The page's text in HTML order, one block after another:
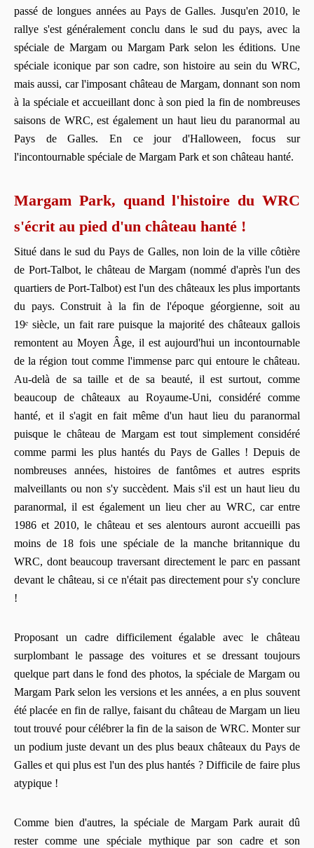
passé de longues années au Pays de Galles. Jusqu'en 2010, le
rallye s'est généralement conclu dans le sud du pays, avec la
spéciale de Margam ou Margam Park selon les éditions. Une
spéciale iconique par son cadre, son histoire au sein du WRC,
mais aussi, car l'imposant château de Margam, donnant son nom
à la spéciale et accueillant donc à son pied la fin de nombreuses
saisons de WRC, est également un haut lieu du paranormal au
Pays de Galles. En ce jour d'Halloween, focus sur
l'incontournable spéciale de Margam Park et son château hanté.
Margam Park, quand l'histoire du WRC
s'écrit au pied d'un château hanté !
Situé dans le sud du Pays de Galles, non loin de la ville côtière
de Port-Talbot, le château de Margam (nommé d'après l'un des
quartiers de Port-Talbot) est l'un des châteaux les plus importants
du pays. Construit à la fin de l'époque géorgienne, soit au
19ᵉ siècle, un fait rare puisque la majorité des châteaux gallois
remontent au Moyen Âge, il est aujourd'hui un incontournable
de la région tout comme l'immense parc qui entoure le château.
Au-delà de sa taille et de sa beauté, il est surtout, comme
beaucoup de châteaux au Royaume-Uni, considéré comme
hanté, et il s'agit en fait même d'un haut lieu du paranormal
puisque le château de Margam est tout simplement considéré
comme parmi les plus hantés du Pays de Galles ! Depuis de
nombreuses années, histoires de fantômes et autres esprits
malveillants ou non s'y succèdent. Mais s'il est un haut lieu du
paranormal, il est également un lieu cher au WRC, car entre
1986 et 2010, le château et ses alentours auront accueilli pas
moins de 18 fois une spéciale de la manche britannique du
WRC, dont beaucoup traversant directement le parc en passant
devant le château, si ce n'était pas directement pour s'y conclure
!
Proposant un cadre difficilement égalable avec le château
surplombant le passage des voitures et se dressant toujours
quelque part dans le fond des photos, la spéciale de Margam ou
Margam Park selon les versions et les années, a en plus souvent
été placée en fin de rallye, faisant du château de Margam un lieu
tout trouvé pour célébrer la fin de la saison de WRC. Monter sur
un podium juste devant un des plus beaux châteaux du Pays de
Galles et qui plus est l'un des plus hantés ? Difficile de faire plus
atypique !
Comme bien d'autres, la spéciale de Margam Park aurait dû
rester comme une spéciale mythique par son cadre et son